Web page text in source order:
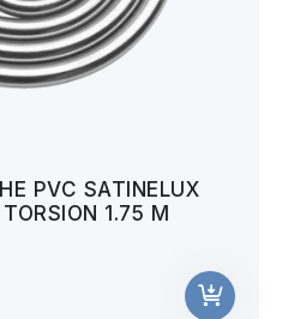
PVC SATINELUX
1.75 M